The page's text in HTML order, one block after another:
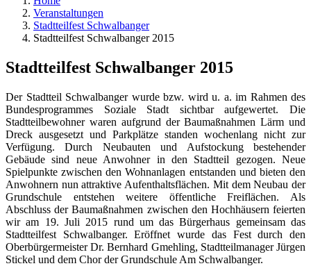
Veranstaltungen
Stadtteilfest Schwalbanger
Stadtteilfest Schwalbanger 2015
Stadtteilfest Schwalbanger 2015
Der Stadtteil Schwalbanger wurde bzw. wird u. a. im Rahmen des
Bundesprogrammes Soziale Stadt sichtbar aufgewertet. Die
Stadtteilbewohner waren aufgrund der Baumaßnahmen Lärm und
Dreck ausgesetzt und Parkplätze standen wochenlang nicht zur
Verfügung. Durch Neubauten und Aufstockung bestehender
Gebäude sind neue Anwohner in den Stadtteil gezogen. Neue
Spielpunkte zwischen den Wohnanlagen entstanden und bieten den
Anwohnern nun attraktive Aufenthaltsflächen. Mit dem Neubau der
Grundschule entstehen weitere öffentliche Freiflächen. Als
Abschluss der Baumaßnahmen zwischen den Hochhäusern feierten
wir am 19. Juli 2015 rund um das Bürgerhaus gemeinsam das
Stadtteilfest Schwalbanger. Eröffnet wurde das Fest durch den
Oberbürgermeister Dr. Bernhard Gmehling, Stadtteilmanager Jürgen
Stickel und dem Chor der Grundschule Am Schwalbanger.